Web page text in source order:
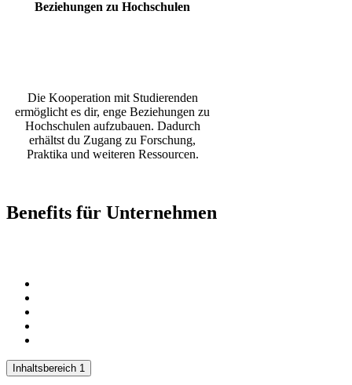
Beziehungen zu Hochschulen
Die Kooperation mit Studierenden
ermöglicht es dir, enge Beziehungen zu
Hochschulen aufzubauen. Dadurch
erhältst du Zugang zu Forschung,
Praktika und weiteren Ressourcen.
Benefits für Unternehmen
Inhaltsbereich 1